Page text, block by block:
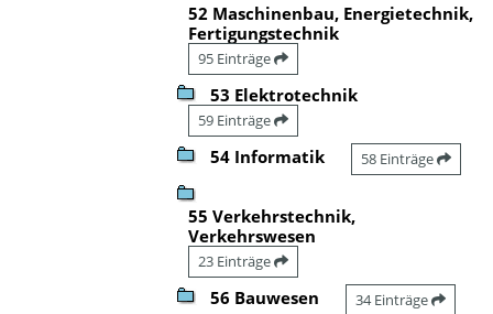
52 Maschinenbau, Energietechnik,
Fertigungstechnik
95 Einträge
53 Elektrotechnik
59 Einträge
54 Informatik 58 Einträge
55 Verkehrstechnik,
Verkehrswesen
23 Einträge
56 Bauwesen 34 Einträge